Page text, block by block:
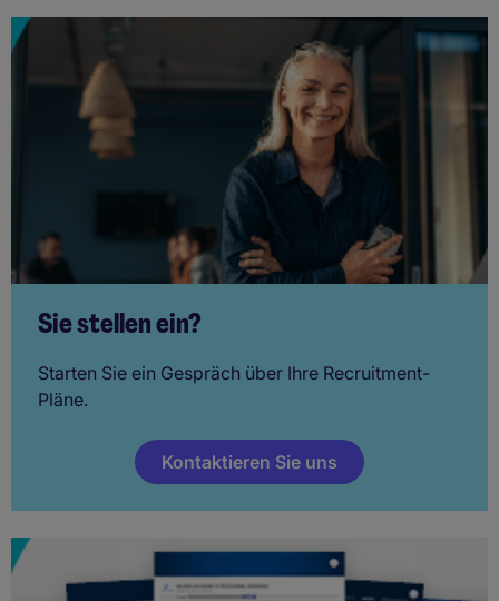
Sie stellen ein?
Starten Sie ein Gespräch über Ihre Recruitment-
Pläne.
Kontaktieren Sie uns